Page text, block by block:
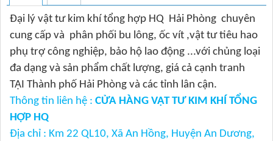
Đại lý vật tư kim khí tổng hợp HQ Hải Phòng chuyên
cung cấp và phân phối bu lông, ốc vít ,vật tư tiêu hao
phụ trợ công nghiệp, bảo hộ lao động ...với chủng loại
đa dạng và sản phẩm chất lượng, giá cả cạnh tranh
TẠI Thành phố Hải Phòng và các tỉnh lân cận.
Thông tin liên hệ : CỬA HÀNG VẬT TƯ KIM KHÍ TỔNG
HỢP HQ
Địa chỉ : Km 22 QL10, Xã An Hồng, Huyện An Dương,